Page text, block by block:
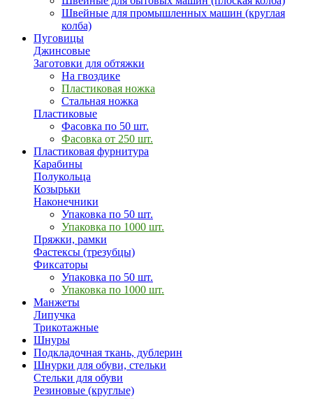
Швейные для промышленных машин (круглая
колба)
Пуговицы
Джинсовые
Заготовки для обтяжки
На гвоздике
Пластиковая ножка
Стальная ножка
Пластиковые
Фасовка по 50 шт.
Фасовка от 250 шт.
Пластиковая фурнитура
Карабины
Полукольца
Козырьки
Наконечники
Упаковка по 50 шт.
Упаковка по 1000 шт.
Пряжки, рамки
Фастексы (трезубцы)
Фиксаторы
Упаковка по 50 шт.
Упаковка по 1000 шт.
Манжеты
Липучка
Трикотажные
Шнуры
Подкладочная ткань, дублерин
Шнурки для обуви, стельки
Стельки для обуви
Резиновые (круглые)